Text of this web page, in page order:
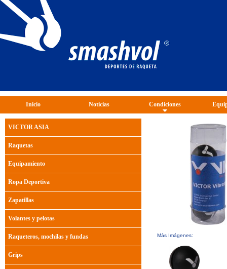
Inicio Noticias Condiciones
Más Imágenes:
VICTOR ASIA
Raquetas
Equipamiento
Ropa Deportiva
Zapatillas
Volantes y pelotas
Raqueteros, mochilas y fundas
Grips